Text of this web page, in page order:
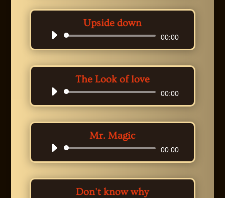
Upside down
Audio-
Player
00:00
The Look of love
Audio-
Player
00:00
Mr. Magic
Audio-
Player
00:00
Don't know why